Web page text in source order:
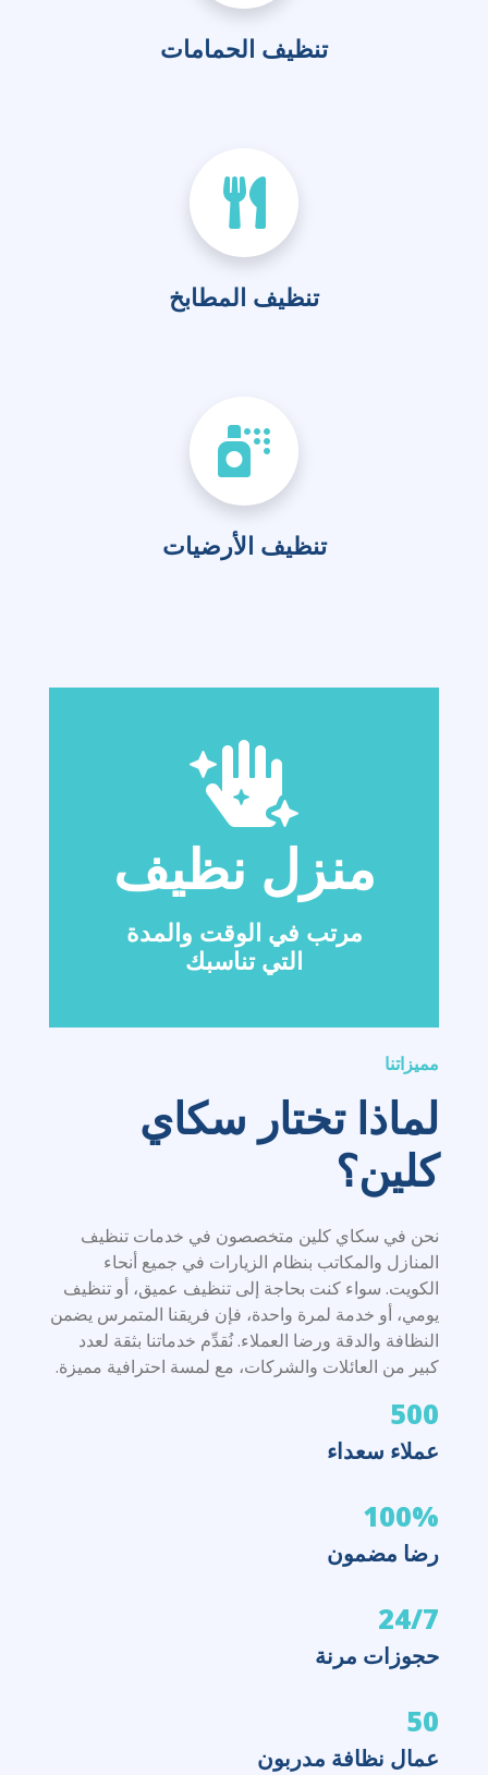
تنظيف الحمامات
تنظيف المطابخ
تنظيف الأرضيات
منزل نظيف
مرتب في الوقت والمدة
التي تناسبك
مميزاتنا
لماذا تختار سكاي
كلين؟
نحن في سكاي كلين متخصصون في خدمات تنظيف
المنازل والمكاتب بنظام الزيارات في جميع أنحاء
الكويت. سواء كنت بحاجة إلى تنظيف عميق، أو تنظيف
يومي، أو خدمة لمرة واحدة، فإن فريقنا المتمرس يضمن
النظافة والدقة ورضا العملاء. نُقدِّم خدماتنا بثقة لعدد
كبير من العائلات والشركات، مع لمسة احترافية مميزة.
500
عملاء سعداء
100%
رضا مضمون
24/7
حجوزات مرنة
50
عمال نظافة مدربون